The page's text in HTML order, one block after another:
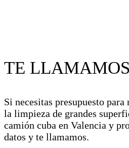
TE LLAMAMOS
Si necesitas presupuesto para
la limpieza de grandes
camión cuba en Valencia y
datos y te llamamos.